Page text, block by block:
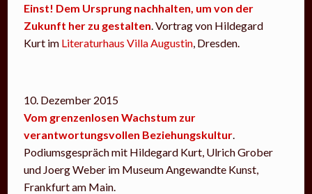
Einst! Dem Ursprung nachhalten, um von der
Zukunft her zu gestalten . Vortrag von Hildegard
Kurt im Literaturhaus Villa Augustin , Dresden.
10. Dezember 2015
Vom grenzenlosen Wachstum zur
verantwortungsvollen Beziehungskultur
Podiumsgespräch mit Hildegard Kurt, Ulrich Grober
und Joerg Weber im Museum Angewandte Kunst,
Frankfurt am Main.